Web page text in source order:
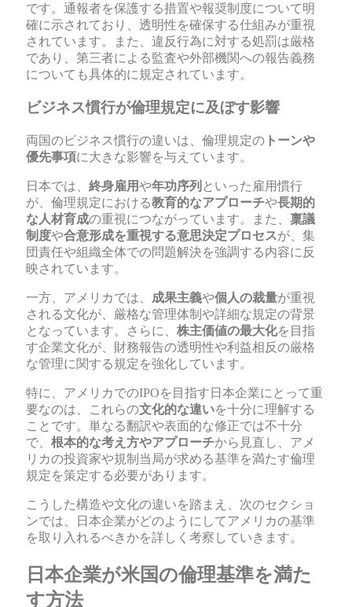
です。通報者を保護する措置や報奨制度について明
確に示されており、透明性を確保する仕組みが重視
されています。また、違反行為に対する処罰は厳格
であり、第三者による監査や外部機関への報告義務
についても具体的に規定されています。
ビジネス慣行が倫理規定に及ぼす影響
両国のビジネス慣行の違いは、倫理規定の トーンや
優先事項に大きな影響を与えています。
日本では、 終身雇用や年功序列 といった雇用慣行
が、倫理規定における教育的なアプローチや長期的
な人材育成の重視につながっています。また、 稟議
制度や合意形成を重視する意思決定プロセスが、集
団責任や組織全体での問題解決を強調する内容に反
映されています。
一方、アメリカでは、 成果主義や個人の裁量が重視
される文化が、厳格な管理体制や詳細な規定の背景
となっています。さらに、 株主価値の最大化を目指
す企業文化が、財務報告の透明性や利益相反の厳格
な管理に関する規定を強化しています。
特に、アメリカでのIPOを目指す日本企業にとって重
要なのは、これらの文化的な違いを十分に理解する
ことです。単なる翻訳や表面的な修正では不十分
で、 根本的な考え方やアプローチから見直し、アメ
リカの投資家や規制当局が求める基準を満たす倫理
規定を策定する必要があります。
こうした構造や文化の違いを踏まえ、次のセクショ
ンでは、日本企業がどのようにしてアメリカの基準
を取り入れるべきかを詳しく考察していきます。
日本企業が米国の倫理基準を満た
す方法